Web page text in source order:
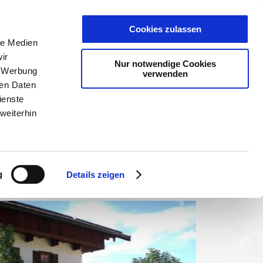
Medien
Daten
Details zeigen
Cookies zulassen
Nur notwendige Cookies
verwenden